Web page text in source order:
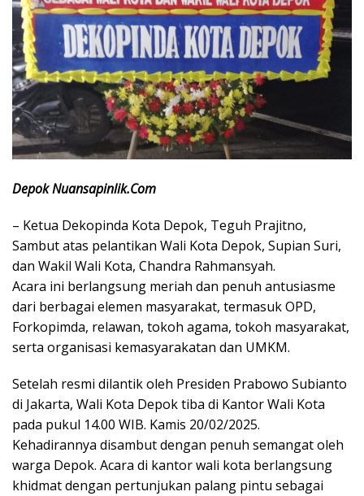
Depok Nuansapinlik.Com
– Ketua Dekopinda Kota Depok, Teguh Prajitno,
Sambut atas pelantikan Wali Kota Depok, Supian Suri,
dan Wakil Wali Kota, Chandra Rahmansyah.
Acara ini berlangsung meriah dan penuh antusiasme
dari berbagai elemen masyarakat, termasuk OPD,
Forkopimda, relawan, tokoh agama, tokoh masyarakat,
serta organisasi kemasyarakatan dan UMKM.
Setelah resmi dilantik oleh Presiden Prabowo Subianto
di Jakarta, Wali Kota Depok tiba di Kantor Wali Kota
pada pukul 14.00 WIB. Kamis 20/02/2025.
Kehadirannya disambut dengan penuh semangat oleh
warga Depok. Acara di kantor wali kota berlangsung
khidmat dengan pertunjukan palang pintu sebagai